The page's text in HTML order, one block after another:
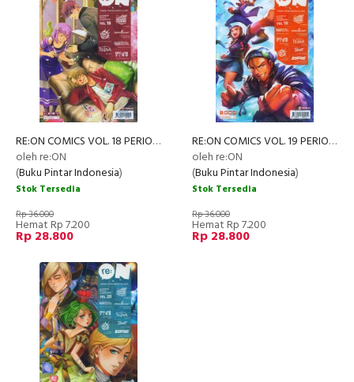
RE:ON COMICS VOL. 18 PERIODICAL COMICS COMPILATION
oleh re:ON
(Buku Pintar Indonesia)
Stok Tersedia
Rp 36.000
Hemat Rp 7.200
Rp 28.800
RE:ON COMICS VOL. 19 PERIODICAL COMICS COMPILATION
oleh re:ON
(Buku Pintar Indonesia)
Stok Tersedia
Rp 36.000
Hemat Rp 7.200
Rp 28.800